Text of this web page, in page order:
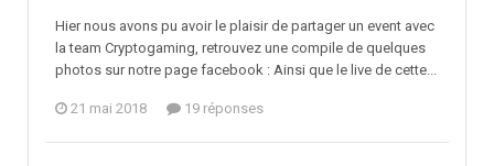
Hier nous avons pu avoir le plaisir de partager un event avec
la team Cryptogaming, retrouvez une compile de quelques
photos sur notre page facebook : Ainsi que le live de cette...
21 mai 2018 19 réponses